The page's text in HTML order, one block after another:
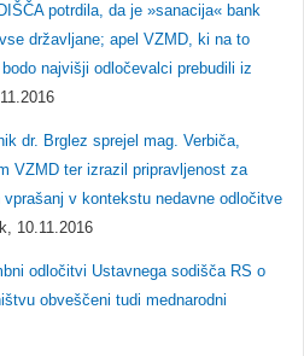
potrdila, da je »sanacija« bank
državljane; apel VZMD, ki na to
najvišji odločevalci prebudili iz
dr. Brglez sprejel mag. Verbiča,
VZMD ter izrazil pripravljenost za
v kontekstu nedavne odločitve
10.11.2016
odločitvi Ustavnega sodišča RS o
obveščeni tudi mednarodni